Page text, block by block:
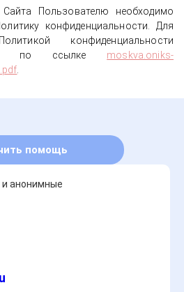
Пользователю необходимо
конфиденциальности. Для
конфиденциальности
по ссылке moskva.oniks-
помощь
и анонимные